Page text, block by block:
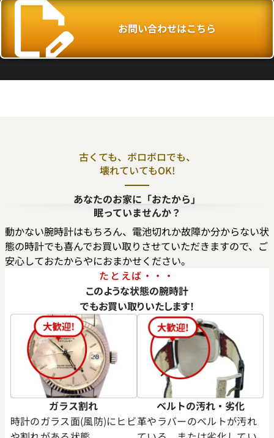
イスター パーペチュアル
ーコイズブルー文字盤
格
時点の参考買取価格です
ロレックス オイスター パー
31 277200 コーラルレッド文
参考買取価格
1,490,000円
※2024年6月時点の参考買取
お問い合わせはこちら
古くても、ボロボロでも、
壊れていてもOK!
あなたのお家に「おたから」
眠っていませんか？
動かない腕時計はもちろん、電池切れか故障か分からない状
態の時計でも喜んでお買い取りさせていただきますので、ご
安心しておたからやにおまかせください。
たとえば・・・
このような状態の腕時計
でもお買い取りいたします！
ガラス割れ
時計のガラス面(風防)にヒビ
ベルトの汚れ・劣化
革やラバーのベルトが汚れ